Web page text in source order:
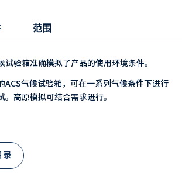
范围
试验箱准确模拟了产品的使用环境条件。
ACS气候试验箱，可在一系列气候条件下进行
。高原模拟可结合需求进行。
录